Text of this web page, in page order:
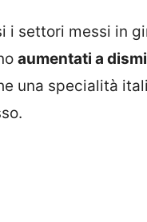
i settori messi in
aumentati a
una specialità